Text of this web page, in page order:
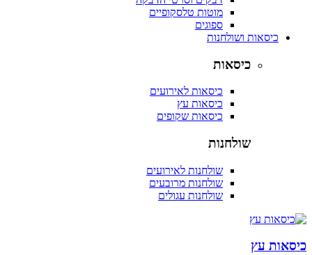
מוטות טלסקופיים
ספוגים
כיסאות ושולחנות
כיסאות
כיסאות לאירועים
כיסאות עץ
כיסאות שקופים
שולחנות
שולחנות לאירועים
שולחנות מרובעים
שולחנות עגולים
עץ